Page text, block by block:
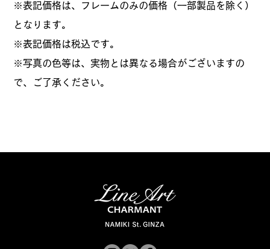
※表記価格は、フレームのみの価格（一部製品を除く）
となります。
​※表記価格は税込です。
※写真の色等は、実物とは異なる場合がございますの
で、ご了承ください。